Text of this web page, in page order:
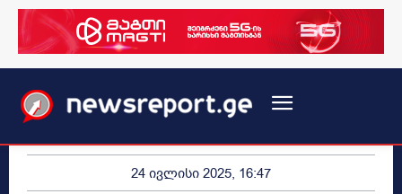
24 ივლისი 2025, 16:47